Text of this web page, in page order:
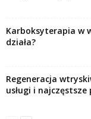
Karboksyterapia w
działa?
Regeneracja
usługi i